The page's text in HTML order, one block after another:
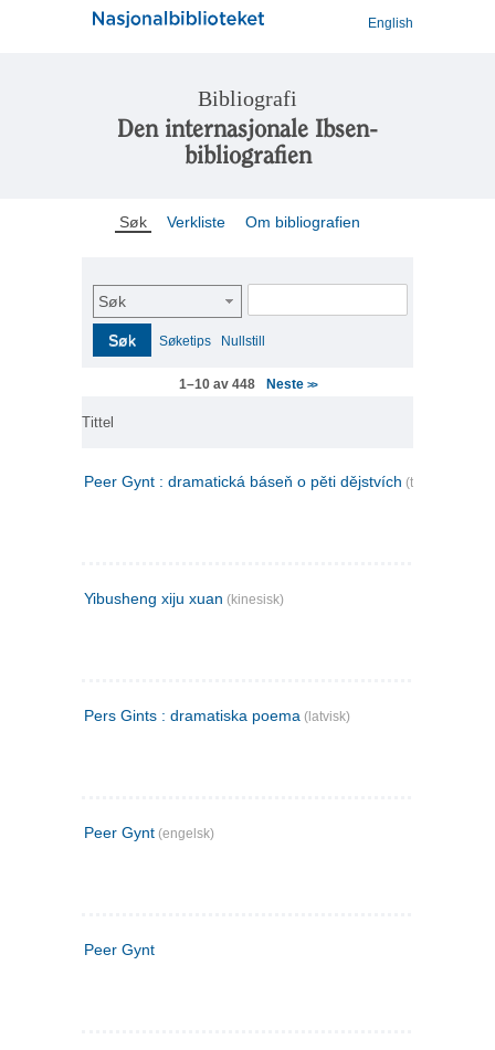
English
Bibliografi
Den internasjonale Ibsen-
bibliografien
Søk Verkliste Om bibliografien
Søk
Søk Søketips Nullstill
1–10 av 448 Neste >>
Tittel
Peer Gynt : dramatická báseň o pěti dějstvích (tsjekkisk)
Yibusheng xiju xuan (kinesisk)
Pers Gints : dramatiska poema (latvisk)
Peer Gynt (engelsk)
Peer Gynt